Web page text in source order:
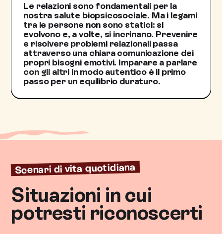
Le relazioni sono fondamentali per la
nostra salute biopsicosociale. Ma i legami
tra le persone non sono statici: si
evolvono e, a volte, si incrinano. Prevenire
e risolvere problemi relazionali passa
attraverso una chiara comunicazione dei
propri bisogni emotivi. Imparare a parlare
con gli altri in modo autentico è il primo
passo per un equilibrio duraturo.
Scenari di vita quotidiana
Situazioni in cui
potresti riconoscerti